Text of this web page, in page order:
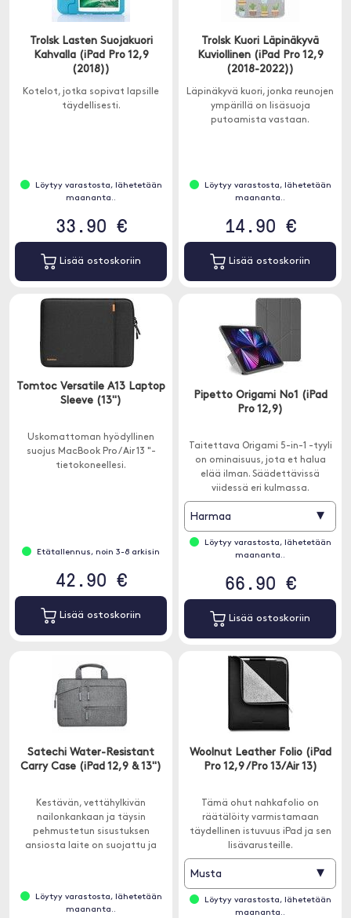
Trolsk Lasten Suojakuori
Kahvalla (iPad Pro 12,9
(2018))
Kotelot, jotka sopivat lapsille
täydellisesti.
Löytyy varastosta, lähetetään
maananta..
33.90 €
Lisää ostoskoriin
Trolsk Kuori Läpinäkyvä
Kuviollinen (iPad Pro 12,9
(2018-2022))
Läpinäkyvä kuori, jonka reunojen
ympärillä on lisäsuoja
putoamista vastaan.
Löytyy varastosta, lähetetään
maananta..
14.90 €
Lisää ostoskoriin
Tomtoc Versatile A13 Laptop
Sleeve (13")
Uskomattoman hyödyllinen
suojus MacBook Pro / Air 13 "-
tietokoneellesi.
Etätallennus, noin 3-8 arkisin
42.90 €
Lisää ostoskoriin
Pipetto Origami No1 (iPad
Pro 12,9)
Taitettava Origami 5-in-1 -tyyli
on ominaisuus, jota et halua
elää ilman. Säädettävissä
viidessä eri kulmassa.
Harmaa ▾
Löytyy varastosta, lähetetään
maananta..
66.90 €
Lisää ostoskoriin
Satechi Water-Resistant
Carry Case (iPad 12,9 & 13")
Kestävän, vettähylkivän
nailonkankaan ja täysin
pehmustetun sisustuksen
ansiosta laite on suojattu ja
Löytyy varastosta, lähetetään
maananta..
Woolnut Leather Folio (iPad
Pro 12,9 /Pro 13/Air 13)
Tämä ohut nahkafolio on
räätälöity varmistamaan
täydellinen istuvuus iPad ja sen
lisävarusteille.
Musta ▾
Löytyy varastosta, lähetetään
maananta..